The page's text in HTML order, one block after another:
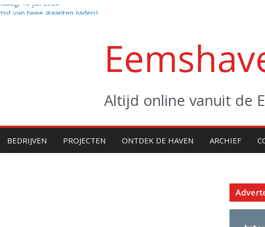
16 juli 2026
Altera klaar voor eerste project
Altijd online vanuit de
BEDRIJVEN PROJECTEN ONTDEK DE HAVEN ARCHIEF